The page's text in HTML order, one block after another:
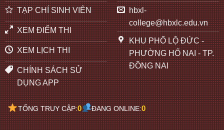
TẠP CHÍ SINH VIÊN
XEM ĐIỂM THI
XEM LỊCH THI
CHÍNH SÁCH SỬ
DỤNG APP
hbxl-
college@hbxlc.edu.vn
KHU PHỐ LỘ ĐỨC -
PHƯỜNG HỐ NAI - TP.
ĐỒNG NAI
TỔNG TRUY CẬP:0 ĐANG ONLINE:0